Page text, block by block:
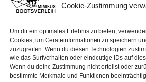
Cookie-Zustimmung
Um dir ein optimales Erlebnis zu bieten,
Cookies, um Geräteinformationen zu speichern
zuzugreifen. Wenn du diesen Technologien
wie das Surfverhalten oder eindeutige IDs auf
Wenn du deine Zustimmung nicht erteilst oder
bestimmte Merkmale und Funktionen
Lust auf ein BBQ mit Freunden –
machen’s möglich! Miete bei
Berlin-Spandau ein komfortables
Kohlegrill und erlebe einen